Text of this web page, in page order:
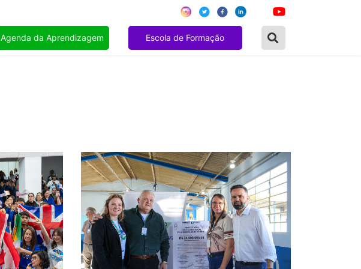
Agenda da Aprendizagem Escola de Formação